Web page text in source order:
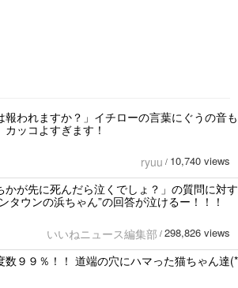
報われますか？」イチローの言葉にぐうの音も
カッコよすぎます！
ryuu / 10,740 views
かが先に死んだら泣くでしょ？」の質問に対す
タウンの浜ちゃん”の回答が泣けるー！！！
いいねニュース編集部 / 298,826 views
数９９％！！ 道端の穴にハマった猫ちゃん達(*